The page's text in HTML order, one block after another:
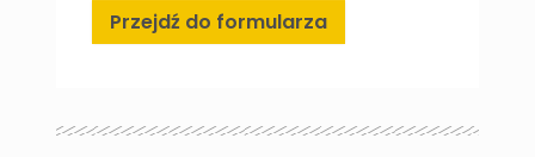
Przejdź do formularza